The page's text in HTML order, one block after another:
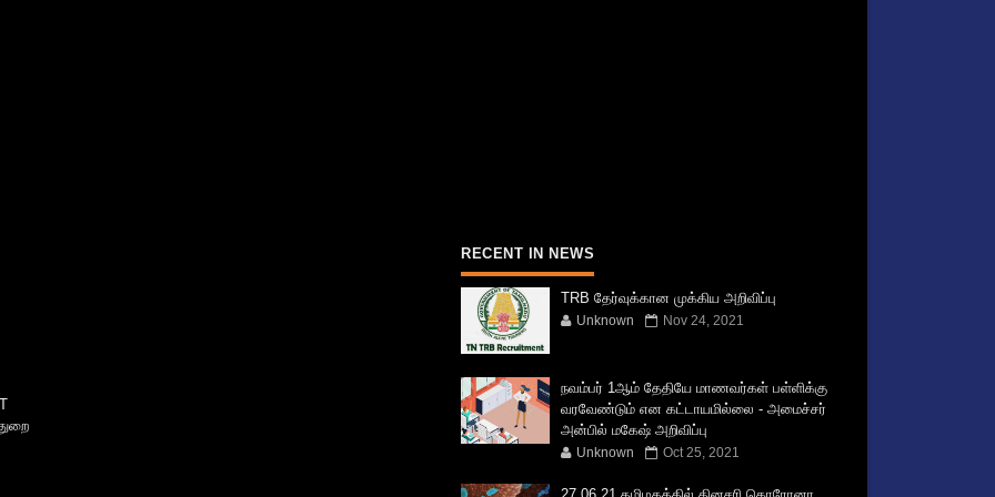
RECENT IN NEWS
TRB தேர்வுக்கான முக்கிய அறிவிப்பு
Unknown Nov 24, 2021
நவம்பர் 1ஆம் தேதியே மாணவர்கள் பள்ளிக்கு
வரவேண்டும் என கட்டாயமில்லை - அமைச்சர்
அன்பில் மகேஷ் அறிவிப்பு
Unknown Oct 25, 2021